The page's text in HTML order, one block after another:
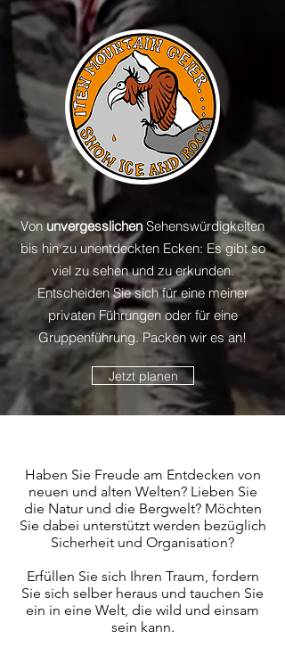
VonunvergesslichenSehenswürdigkeiten
bis hin zu unentdeckten Ecken: Es gibt so
viel zu sehen und zu erkunden.
Entscheiden Sie sich für eine meiner
privaten Führungen oder für eine
Gruppenführung. Packen wir es an!
Jetzt planen
Haben Sie Freude am Entdecken von
neuen und alten Welten? Lieben Sie
die Natur und die Bergwelt? Möchten
Sie dabei unterstützt werden bezüglich
Sicherheit und Organisation?
Erfüllen Sie sich Ihren Traum, fordern
Sie sich selber heraus und tauchen Sie
ein in eine Welt, die wild und einsam
sein kann.